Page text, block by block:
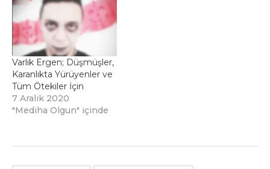
Varlık Ergen; Düşmüşler,
Karanlıkta Yürüyenler ve
Tüm Ötekiler İçin
7 Aralık 2020
"Mediha Olgun" içinde